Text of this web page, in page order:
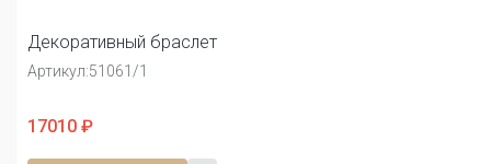
Декоративный браслет
Артикул:51061/1
17010 ₽